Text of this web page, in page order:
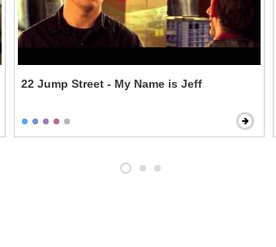
22 Jump Street - My Name is Jeff